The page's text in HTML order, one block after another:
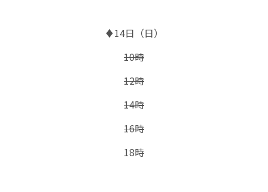
♦14日（日）
10時
12時
14時
16時
18時